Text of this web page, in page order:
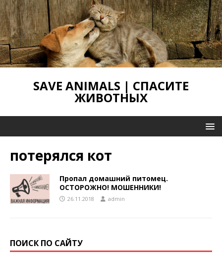
SAVE ANIMALS | СПАСИТЕ
ЖИВОТНЫХ
потерялся кот
Пропал домашний питомец.
ОСТОРОЖНО! МОШЕННИКИ!
26.11.2018 admin
ПОИСК ПО САЙТУ